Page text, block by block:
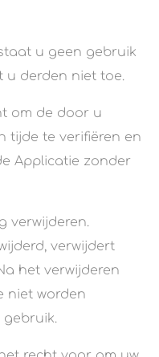
u geen gebruik
u derden niet toe.
om de door u
tijde te verifiëren en
Applicatie zonder
verwijderen.
verwijdert
het verwijderen
niet worden